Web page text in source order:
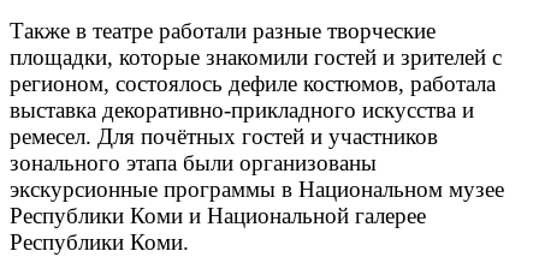
Также в театре работали разные творческие
площадки, которые знакомили гостей и зрителей с
регионом, состоялось дефиле костюмов, работала
выставка декоративно-прикладного искусства и
ремесел. Для почётных гостей и участников
зонального этапа были организованы
экскурсионные программы в Национальном музее
Республики Коми и Национальной галерее
Республики Коми.